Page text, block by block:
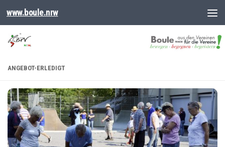
www.boule.nrw
ANGEBOT-ERLEDIGT